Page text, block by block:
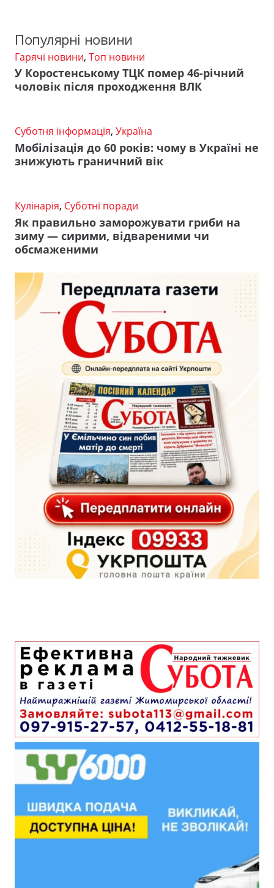
Популярні новини
Гарячі новини, Топ новини
У Коростенському ТЦК помер 46-річний
чоловік після проходження ВЛК
Суботня інформація, Україна
Мобілізація до 60 років: чому в Україні не
знижують граничний вік
Кулінарія, Суботні поради
Як правильно заморожувати гриби на
зиму — сирими, відвареними чи
обсмаженими